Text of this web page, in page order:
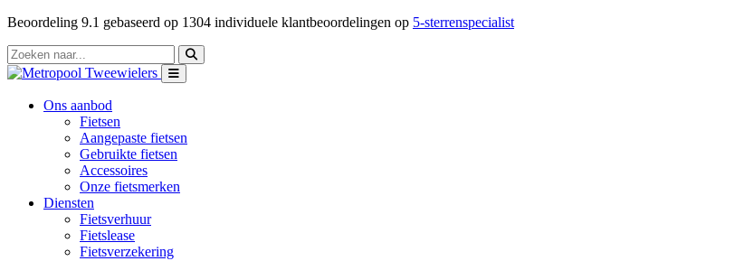
Beoordeling 9.1 gebaseerd op 1304 individuele klantbeoordelingen op 5-sterrenspecialist
Ons aanbod
Fietsen
Aangepaste fietsen
Gebruikte fietsen
Accessoires
Onze fietsmerken
Diensten
Fietsverhuur
Fietslease
Fietsverzekering